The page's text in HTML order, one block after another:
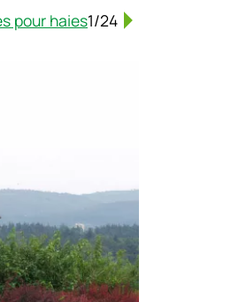
pour haies1/24